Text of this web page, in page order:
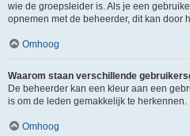
wie de groepsleider is. Als je een
opnemen met de beheerder, dit kan door
Omhoog
Waarom staan verschillende
De beheerder kan een kleur aan een
is om de leden gemakkelijk te herkennen.
Omhoog